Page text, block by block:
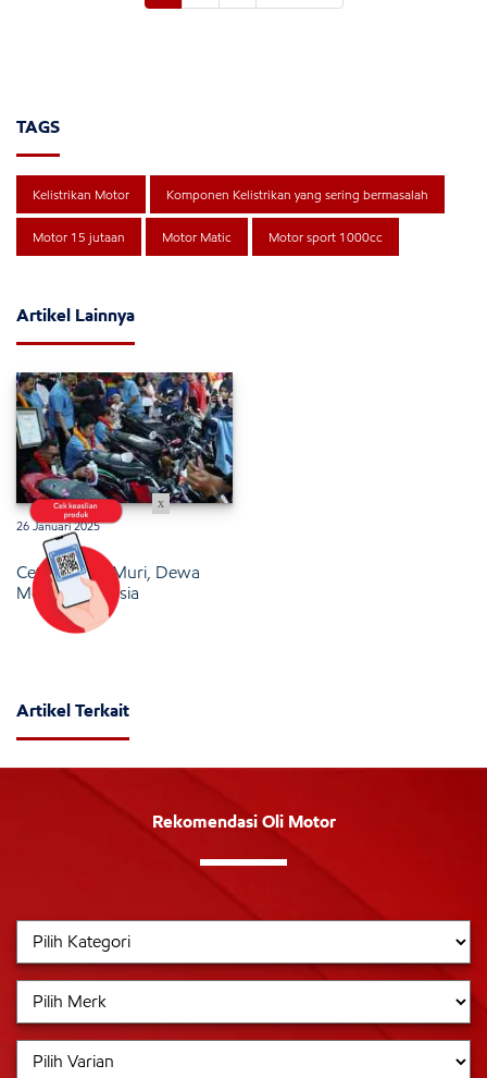
TAGS
Kelistrikan Motor Komponen Kelistrikan yang sering bermasalah
Motor 15 jutaan Motor Matic Motor sport 1000cc
Artikel Lainnya
26 Januari 2025
Cetak Rekor Muri, Dewa
Motor Indonesia
Artikel Terkait
Rekomendasi Oli Motor
x